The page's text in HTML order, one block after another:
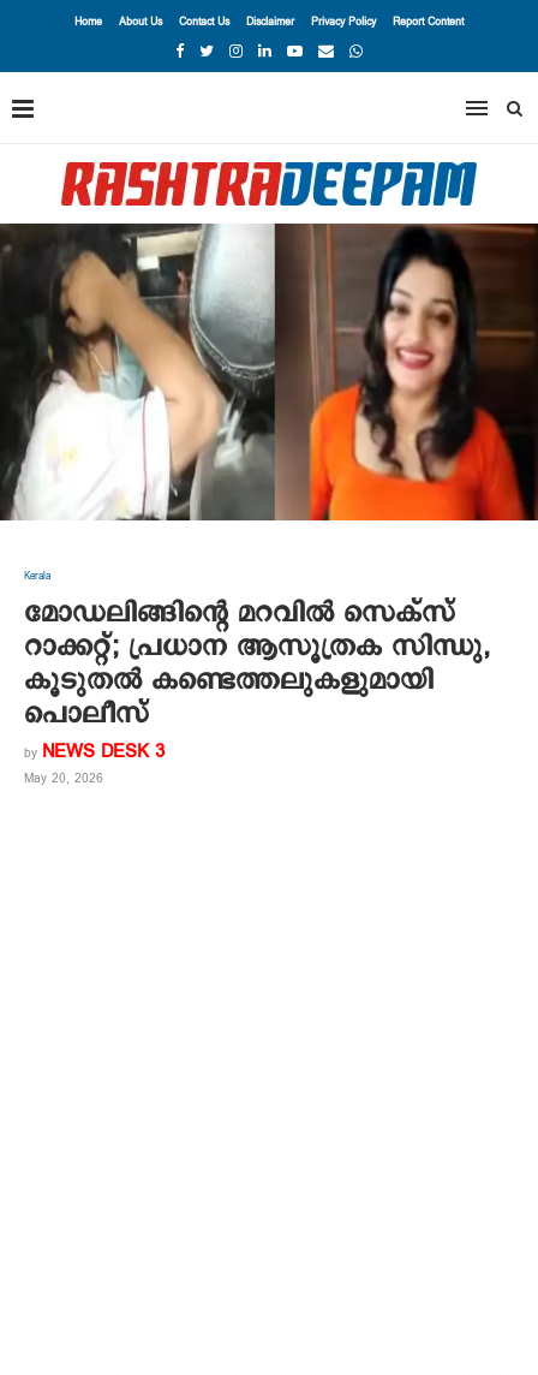
Home About Us Contact Us Disclaimer Privacy Policy Report Content
Kerala
മോഡലിങ്ങിന്റെ മറവിൽ സെക്സ്
റാക്കറ്റ്; പ്രധാന ആസൂത്രക സിന്ധു,
കൂടുതൽ കണ്ടെത്തലുകളുമായി
പൊലീസ്
by NEWS DESK 3
May 20, 2026